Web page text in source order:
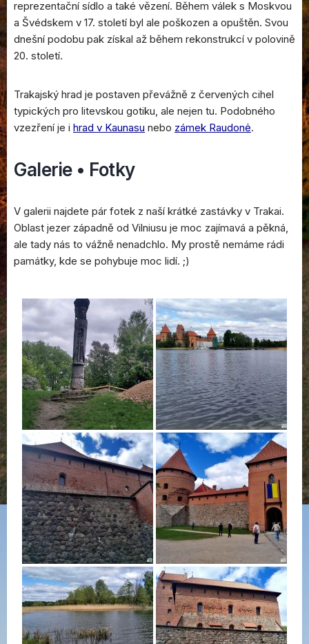
reprezentační sídlo a také vězení. Během válek s Moskvou
a Švédskem v 17. století byl ale poškozen a opuštěn. Svou
dnešní podobu pak získal až během rekonstrukcí v polovině
20. století.
Trakajský hrad je postaven převážně z červených cihel
typických pro litevskou gotiku, ale nejen tu. Podobného
vzezření je i hrad v Kaunasu nebo zámek Raudonė.
Galerie • Fotky
V galerii najdete pár fotek z naší krátké zastávky v Trakai.
Oblast jezer západně od Vilniusu je moc zajímavá a pěkná,
ale tady nás to vážně nenadchlo. My prostě nemáme rádi
památky, kde se pohybuje moc lidí. ;)